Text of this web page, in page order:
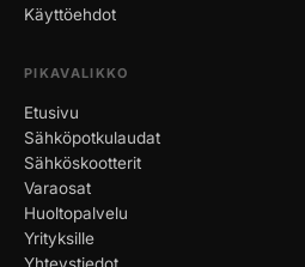
Käyttöehdot
PIKAVALIKKO
Etusivu
Sähköpotkulaudat
Sähköskootterit
Varaosat
Huoltopalvelu
Yrityksille
Yhteystiedot